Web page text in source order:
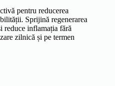
pentru reducerea
Sprijină regenerarea
inflamația fără
zilnică și pe termen